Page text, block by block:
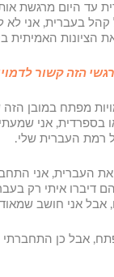
עד היום מרגשת
קהל בעברית, אני לא
הציונות האמיתית
הזה קשור
מפתח במובן
בספרדית, אני
רמת העברית שלי.
העברית, אני
דיברו איתי רק
אני חושב
אבל כן